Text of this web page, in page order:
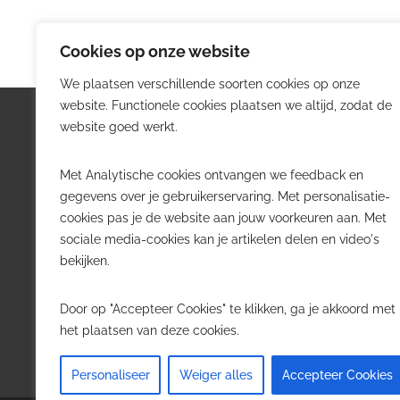
Cookies op onze website
We plaatsen verschillende soorten cookies op onze
website. Functionele cookies plaatsen we altijd, zodat de
website goed werkt.
Met Analytische cookies ontvangen we feedback en
gegevens over je gebruikerservaring. Met personalisatie-
cookies pas je de website aan jouw voorkeuren aan. Met
sociale media-cookies kan je artikelen delen en video's
bekijken.
Door op "Accepteer Cookies" te klikken, ga je akkoord met
het plaatsen van deze cookies.
Personaliseer Weiger alles Accepteer Cookies
Logistiek.be
Logistiek.be brengt dagelijks nieuws,
trends en praktijkverhalen over
transport, warehousing, supply chain
en automatisering in België.
willen volgen.
Volg
Job in